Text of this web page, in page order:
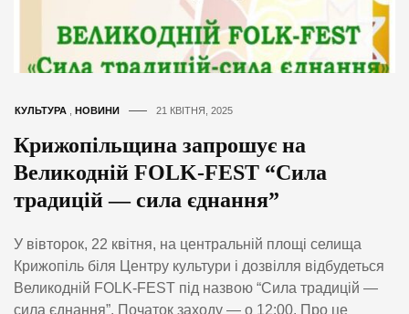
КУЛЬТУРА НОВИНИ 21 КВІТНЯ, 2025
Крижопільщина запрошує на
Великодній FOLK-FEST “Сила
традицій — сила єднання”
У вівторок, 22 квітня, на центральній площі селища
Крижопіль біля Центру культури і дозвілля відбудеться
Великодній FOLK-FEST під назвою “Сила традицій —
сила єднання”. Початок заходу — о 12:00. Про це